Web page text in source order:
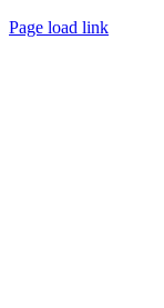
Page load link